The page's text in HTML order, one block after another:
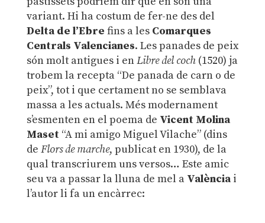
variant. Hi ha costum de fer-ne des del
Delta de l’Ebre fins a lesComarques
Centrals Valencianes. Les panades de peix
són molt antigues i enLibre del coch(1520) ja
trobem la recepta “De panada de carn o de
peix”, tot i que certament no se semblava
massa a les actuals. Més modernament
s’esmenten en el poema de Vicent Molina
Maset“A mi amigo Miguel Vilache” (dins
de Flors de marche, publicat en 1930), de la
qual transcriurem uns versos… Este amic
seu va a passar la lluna de mel a Valènciai
l’autor li fa un encàrrec: